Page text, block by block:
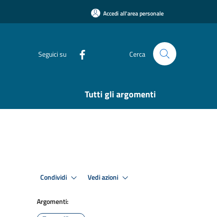
Accedi all'area personale
Seguici su Cerca
Tutti gli argomenti
Condividi Vedi azioni
Argomenti: